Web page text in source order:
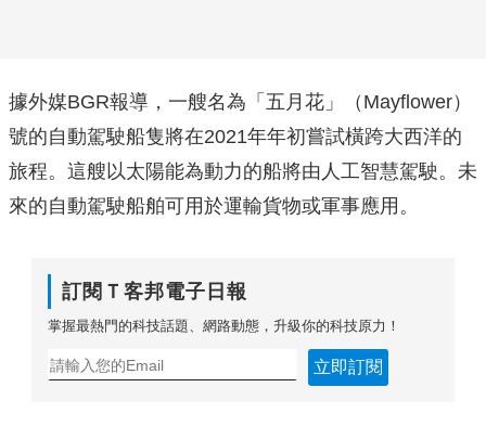
據外媒BGR報導，一艘名為「五月花」（Mayflower）
號的自動駕駛船隻將在2021年年初嘗試橫跨大西洋的
旅程。這艘以太陽能為動力的船將由人工智慧駕駛。未
來的自動駕駛船舶可用於運輸貨物或軍事應用。
訂閱Ｔ客邦電子日報
掌握最熱門的科技話題、網路動態，升級你的科技原力！
立即訂閱